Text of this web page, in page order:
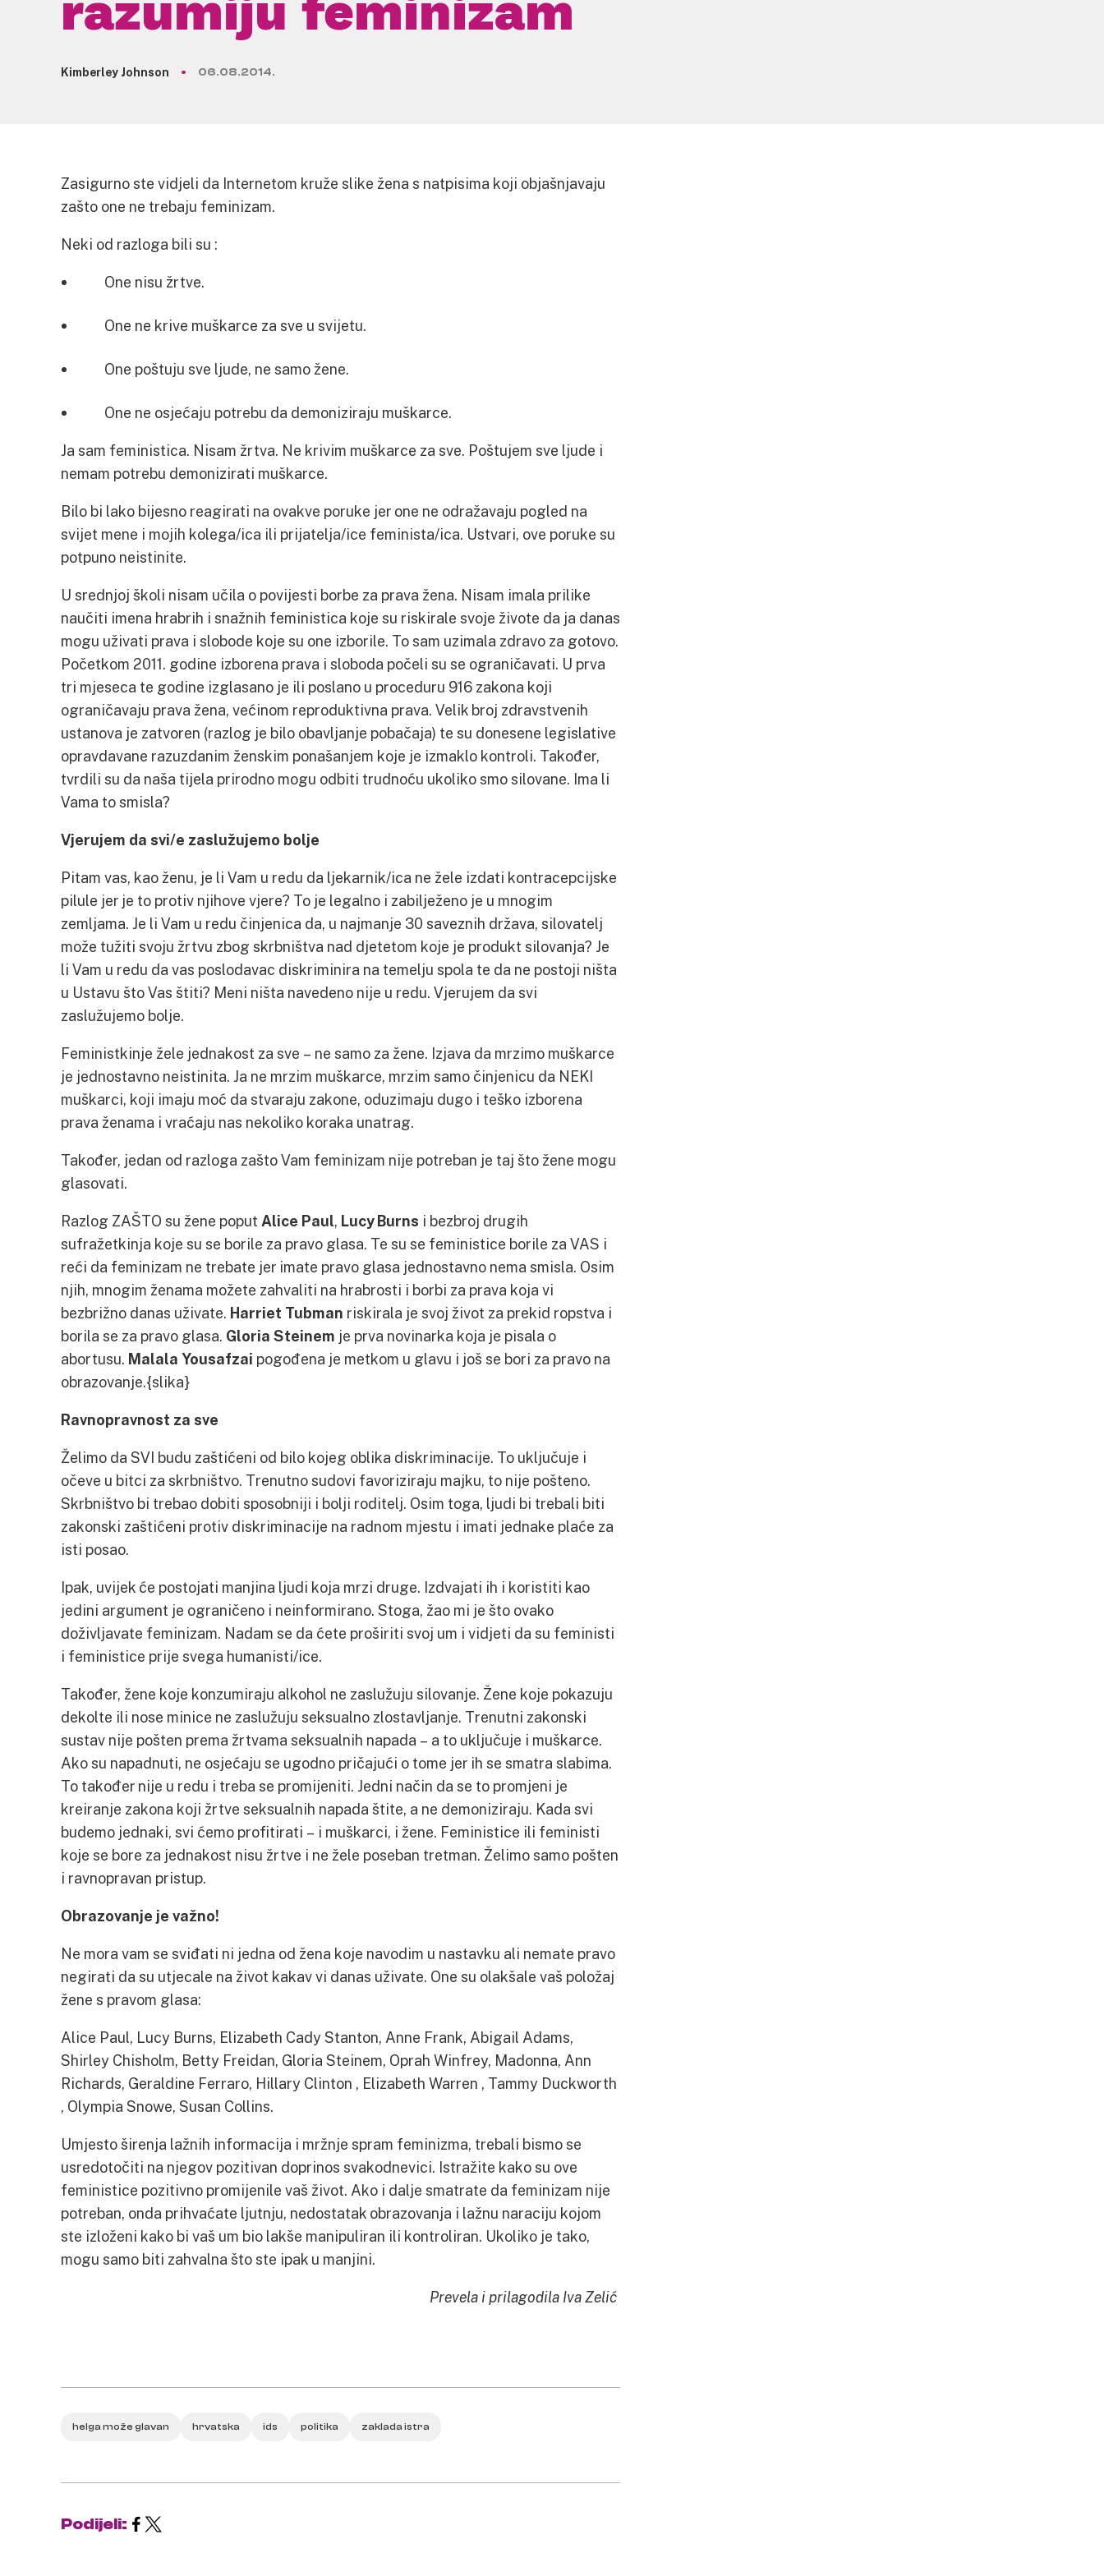
Kimberley Johnson 06.08.2014.
Zasigurno ste vidjeli da Internetom kruže slike žena s natpisima koji objašnjavaju
zašto one ne trebaju feminizam.
Neki od razloga bili su :
One nisu žrtve.
One ne krive muškarce za sve u svijetu.
One poštuju sve ljude, ne samo žene.
One ne osjećaju potrebu da demoniziraju muškarce.
Ja sam feministica. Nisam žrtva. Ne krivim muškarce za sve. Poštujem sve ljude i
nemam potrebu demonizirati muškarce.
Bilo bi lako bijesno reagirati na ovakve poruke jer one ne odražavaju pogled na
svijet mene i mojih kolega/ica ili prijatelja/ice feminista/ica. Ustvari, ove poruke su
potpuno neistinite.
U srednjoj školi nisam učila o povijesti borbe za prava žena. Nisam imala prilike
naučiti imena hrabrih i snažnih feministica koje su riskirale svoje živote da ja danas
mogu uživati prava i slobode koje su one izborile. To sam uzimala zdravo za gotovo.
Početkom 2011. godine izborena prava i sloboda počeli su se ograničavati. U prva
tri mjeseca te godine izglasano je ili poslano u proceduru 916 zakona koji
ograničavaju prava žena, većinom reproduktivna prava. Velik broj zdravstvenih
ustanova je zatvoren (razlog je bilo obavljanje pobačaja) te su donesene legislative
opravdavane razuzdanim ženskim ponašanjem koje je izmaklo kontroli. Također,
tvrdili su da naša tijela prirodno mogu odbiti trudnoću ukoliko smo silovane. Ima li
Vama to smisla?
Vjerujem da svi/e zaslužujemo bolje
Pitam vas, kao ženu, je li Vam u redu da ljekarnik/ica ne žele izdati kontracepcijske
pilule jer je to protiv njihove vjere? To je legalno i zabilježeno je u mnogim
zemljama. Je li Vam u redu činjenica da, u najmanje 30 saveznih država, silovatelj
može tužiti svoju žrtvu zbog skrbništva nad djetetom koje je produkt silovanja? Je
li Vam u redu da vas poslodavac diskriminira na temelju spola te da ne postoji ništa
u Ustavu što Vas štiti? Meni ništa navedeno nije u redu. Vjerujem da svi
zaslužujemo bolje.
Feministkinje žele jednakost za sve – ne samo za žene. Izjava da mrzimo muškarce
je jednostavno neistinita. Ja ne mrzim muškarce, mrzim samo činjenicu da NEKI
muškarci, koji imaju moć da stvaraju zakone, oduzimaju dugo i teško izborena
prava ženama i vraćaju nas nekoliko koraka unatrag.
Također, jedan od razloga zašto Vam feminizam nije potreban je taj što žene mogu
glasovati.
Razlog ZAŠTO su žene poput Alice Paul, Lucy Burns i bezbroj drugih
sufražetkinja koje su se borile za pravo glasa. Te su se feministice borile za VAS i
reći da feminizam ne trebate jer imate pravo glasa jednostavno nema smisla. Osim
njih, mnogim ženama možete zahvaliti na hrabrosti i borbi za prava koja vi
bezbrižno danas uživate. Harriet Tubman riskirala je svoj život za prekid ropstva i
borila se za pravo glasa. Gloria Steinem je prva novinarka koja je pisala o
abortusu. Malala Yousafzai pogođena je metkom u glavu i još se bori za pravo na
obrazovanje.{slika}
Ravnopravnost za sve
Želimo da SVI budu zaštićeni od bilo kojeg oblika diskriminacije. To uključuje i
očeve u bitci za skrbništvo. Trenutno sudovi favoriziraju majku, to nije pošteno.
Skrbništvo bi trebao dobiti sposobniji i bolji roditelj. Osim toga, ljudi bi trebali biti
zakonski zaštićeni protiv diskriminacije na radnom mjestu i imati jednake plaće za
isti posao.
Ipak, uvijek će postojati manjina ljudi koja mrzi druge. Izdvajati ih i koristiti kao
jedini argument je ograničeno i neinformirano. Stoga, žao mi je što ovako
doživljavate feminizam. Nadam se da ćete proširiti svoj um i vidjeti da su feministi
i feministice prije svega humanisti/ice.
Također, žene koje konzumiraju alkohol ne zaslužuju silovanje. Žene koje pokazuju
dekolte ili nose minice ne zaslužuju seksualno zlostavljanje. Trenutni zakonski
sustav nije pošten prema žrtvama seksualnih napada – a to uključuje i muškarce.
Ako su napadnuti, ne osjećaju se ugodno pričajući o tome jer ih se smatra slabima.
To također nije u redu i treba se promijeniti. Jedni način da se to promjeni je
kreiranje zakona koji žrtve seksualnih napada štite, a ne demoniziraju. Kada svi
budemo jednaki, svi ćemo profitirati – i muškarci, i žene. Feministice ili feministi
koje se bore za jednakost nisu žrtve i ne žele poseban tretman. Želimo samo pošten
i ravnopravan pristup.
Obrazovanje je važno!
Ne mora vam se sviđati ni jedna od žena koje navodim u nastavku ali nemate pravo
negirati da su utjecale na život kakav vi danas uživate. One su olakšale vaš položaj
žene s pravom glasa:
Alice Paul, Lucy Burns, Elizabeth Cady Stanton, Anne Frank, Abigail Adams,
Shirley Chisholm, Betty Freidan, Gloria Steinem, Oprah Winfrey, Madonna, Ann
Richards, Geraldine Ferraro, Hillary Clinton , Elizabeth Warren , Tammy Duckworth
, Olympia Snowe, Susan Collins.
Umjesto širenja lažnih informacija i mržnje spram feminizma, trebali bismo se
usredotočiti na njegov pozitivan doprinos svakodnevici. Istražite kako su ove
feministice pozitivno promijenile vaš život. Ako i dalje smatrate da feminizam nije
potreban, onda prihvaćate ljutnju, nedostatak obrazovanja i lažnu naraciju kojom
ste izloženi kako bi vaš um bio lakše manipuliran ili kontroliran. Ukoliko je tako,
mogu samo biti zahvalna što ste ipak u manjini.
Prevela i prilagodila Iva Zelić
helga može glavan hrvatska ids politika zaklada istra
Podijeli: